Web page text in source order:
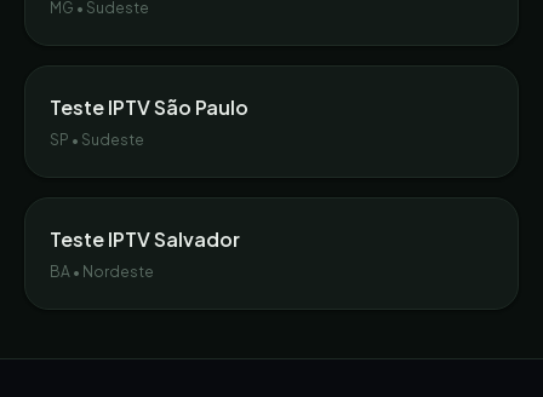
MG • Sudeste
Teste IPTVSão Paulo
SP • Sudeste
Teste IPTVSalvador
BA • Nordeste